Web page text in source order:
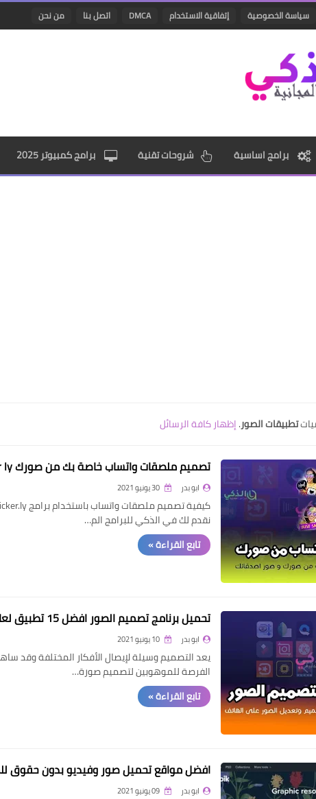
سياسة الخصوصية إتفاقية الاستخدام DMCA اتصل بنا من نحن
برامج اساسية شروحات تقنية برامج كمبيوتر 2025
تطبيقات الصور.إظهار كافة الرسائل
تصميم ملصقات واتساب خاصة بك من صورك Sticker ly
ابو بدر
نقدم لك في الذكي للبرامج الم…
تابع القراءة »
تحميل برنامج تصميم الصور افضل 15 تطبيق لعام 2025
ابو بدر
يعد التصميم وسيلة لإيصال الأفكار المختلفة وقد
الفرصة للموهوبين لتصميم صورة…
تابع القراءة »
افضل مواقع تحميل صور وفيديو بدون حقوق
ابو بدر